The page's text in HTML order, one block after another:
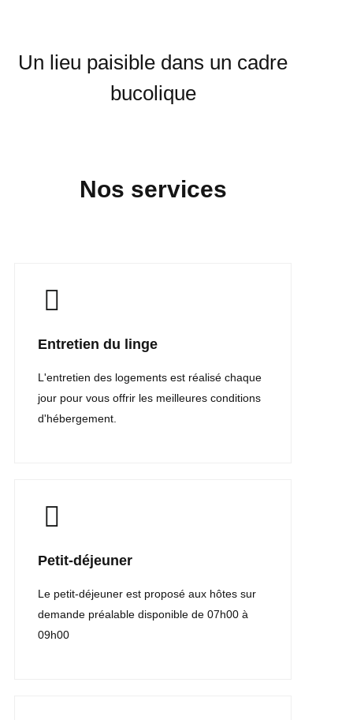
Un lieu paisible dans un cadre
bucolique
Nos services
Entretien du linge
L'entretien des logements est réalisé chaque
jour pour vous offrir les meilleures conditions
d'hébergement.
Petit-déjeuner
Le petit-déjeuner est proposé aux hôtes sur
demande préalable disponible de 07h00 à
09h00